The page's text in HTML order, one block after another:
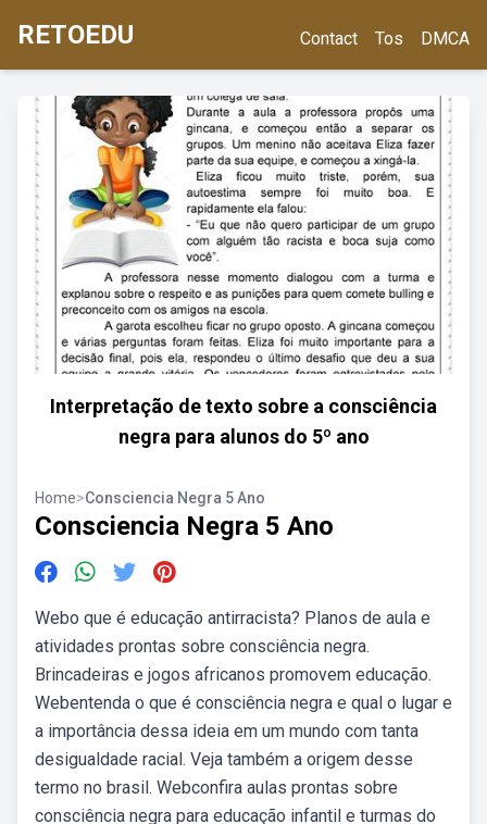
RETOEDU Contact Tos DMCA
Interpretação de texto sobre a consciência
negra para alunos do 5º ano
Home>Consciencia Negra 5 Ano
Consciencia Negra 5 Ano
Webo que é educação antirracista? Planos de aula e
atividades prontas sobre consciência negra.
Brincadeiras e jogos africanos promovem educação.
Webentenda o que é consciência negra e qual o lugar e
a importância dessa ideia em um mundo com tanta
desigualdade racial. Veja também a origem desse
termo no brasil. Webconfira aulas prontas sobre
consciência negra para educação infantil e turmas do